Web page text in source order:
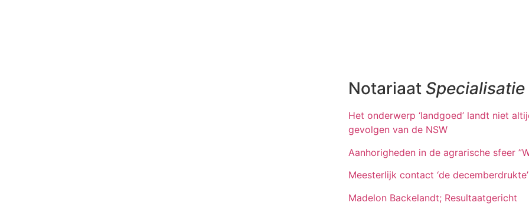
Notariaat Specialisatie
Het onderwerp ‘landgoed’ landt niet
gevolgen van de NSW
Aanhorigheden in de agrarische sfeer
Meesterlijk contact ‘de decemberdrukte’
Madelon Backelandt; Resultaatgericht